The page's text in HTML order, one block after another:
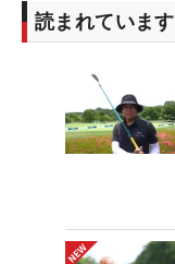
読まれています